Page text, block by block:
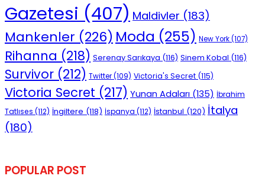
Gazetesi (407) Maldivler (183)
Mankenler (226) Moda (255) New York(107)
Rihanna (218) Serenay Sarıkaya (116) Sinem Kobal (116)
Survivor (212) Twitter(109) Victoria's Secret (115)
Victoria Secret (217) Yunan Adaları (135) İbrahim
Tatlıses (112) İngiltere (118) İspanya (112) İstanbul (120) İtalya
(180)
POPULAR POST